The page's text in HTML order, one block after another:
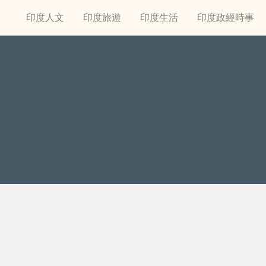
印度人文 印度旅遊 印度生活 印度政經時事